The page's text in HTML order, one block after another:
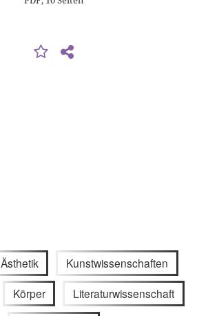
Ästhetik Kunstwissenschaften
Körper Literaturwissenschaft